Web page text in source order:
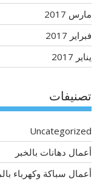
مارس 2017
فبراير 2017
يناير 2017
تصنيفات
Uncategorized
أعمال دهانات بالخبر
أعمال سباكة وكهرباء